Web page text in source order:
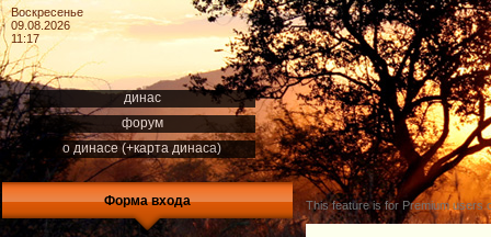
Воскресенье
09.08.2026
11:17
динас
форум
о динасе (+карта динаса)
Форма входа This feature is for Premium users